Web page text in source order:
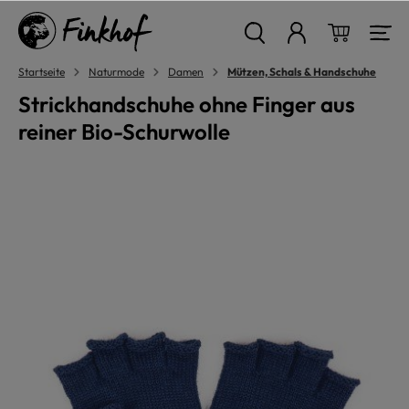
springen
Startseite Naturmode Damen Mützen, Schals & Handschuhe
Strickhandschuhe ohne Finger aus
reiner Bio-Schurwolle